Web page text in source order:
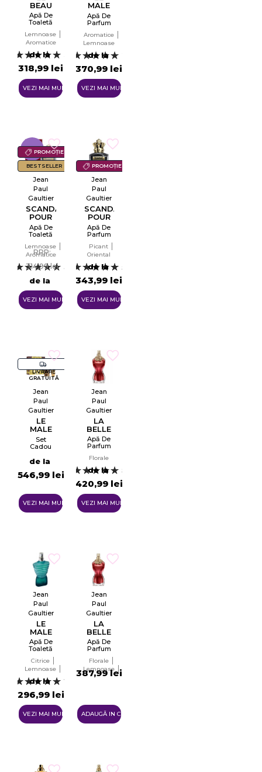
BEAU
Apă De
Toaletă
Bărbați
EDT
Lemnoase
Aromatice
de la
318,99 lei
VEZI MAI MULTE
MALE
LE
PARFUM
Apă De
Parfum
Bărbați
EDP
Aromatice
Lemnoase
de la
370,99 lei
VEZI MAI MULTE
PROMOȚIE
BESTSELLER
-11%
Jean
Paul
Gaultier
SCANDAL
POUR
HOMME
Apă De
Toaletă
Lemnoase
Aromatice
4
de la
RRP:
314,99 lei
280,99 lei
VEZI MAI MULTE
PROMOȚIE
Jean
Paul
Gaultier
SCANDAL
POUR
HOMME
LE
PARFUM
Apă De
Parfum
Bărbați
EDP
Picant
Oriental
5
de la
343,99 lei
VEZI MAI MULTE
LIVRARE
GRATUITĂ
Jean
Paul
Gaultier
LE
MALE
ELIXIR
Set
Cadou
Bărbați
de la
546,99 lei
VEZI MAI MULTE
Jean
Paul
Gaultier
LA
BELLE
Apă De
Parfum
Femei
EDP
Florale
5
de la
420,99 lei
VEZI MAI MULTE
Jean
Paul
Gaultier
LE
MALE
Apă De
Toaletă
EDT
Citrice
Lemnoase
Ambery
13
de la
296,99 lei
VEZI MAI MULTE
Jean
Paul
Gaultier
LA
BELLE
Apă De
Parfum
EDP
Florale
Lemnoase
Ambery
387,99 lei
ADAUGĂ IN COŞ